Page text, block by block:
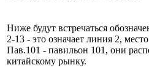
Ниже будут встречаться
2-13 - это означает линия 2,
Пав.101 - павильон 101, они
китайскому рынку.